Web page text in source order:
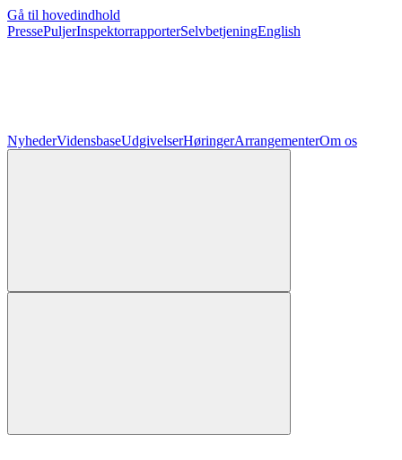
Gå til hovedindhold
PressePuljerInspektorrapporterSelvbetjeningEnglish
NyhederVidensbaseUdgivelserHøringerArrangementerOm os